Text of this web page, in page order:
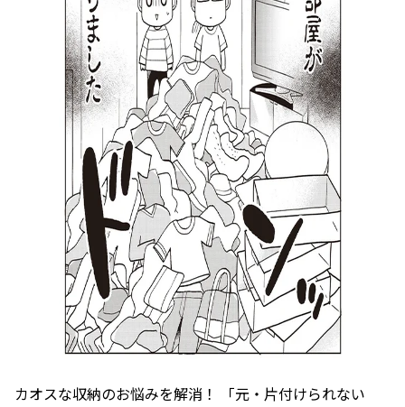
カオスな収納のお悩みを解消！ 「元・片付けられない